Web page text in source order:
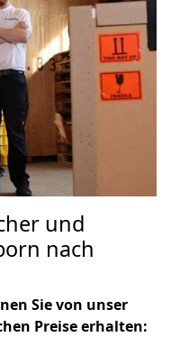
und
nach
Sie von unser
Preise erhalten: